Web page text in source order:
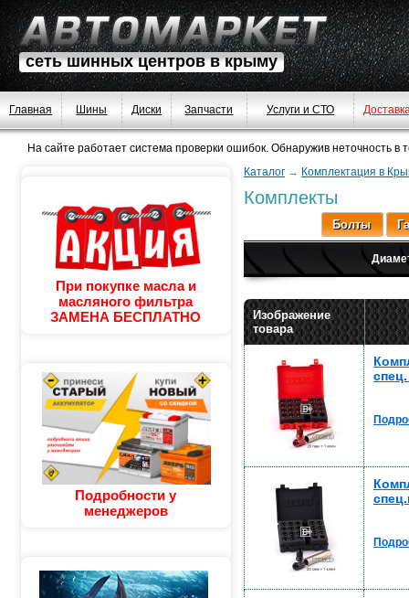
сеть шинных центров в крыму
Главная Шины Диски Запчасти Услуги и СТО
На сайте работает система проверки ошибок. Обнаружив неточность в
При покупке масла и
масляного фильтра
ЗАМЕНА БЕСПЛАТНО
Подробности у
менеджеров
Каталог → Комплектация в
Комплекты
Болты
Изображение
товара